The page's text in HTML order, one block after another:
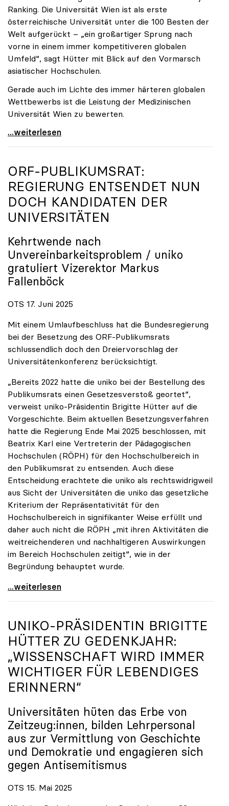
Ranking. Die Universität Wien ist als erste
österreichische Universität unter die 100 Besten der
Welt aufgerückt – „ein großartiger Sprung nach
vorne in einem immer kompetitiveren globalen
Umfeld“, sagt Hütter mit Blick auf den Vormarsch
asiatischer Hochschulen.
Gerade auch im Lichte des immer härteren globalen
Wettbewerbs ist die Leistung der Medizinischen
Universität Wien zu bewerten.
„Top-Rankingplätze heimischer Universitäten geben
...weiterlesen
ORF-PUBLIKUMSRAT:
REGIERUNG ENTSENDET NUN
DOCH KANDIDATEN DER
UNIVERSITÄTEN
Kehrtwende nach
Unvereinbarkeitsproblem / uniko
gratuliert Vizerektor Markus
Fallenböck
OTS 17. Juni 2025
Mit einem Umlaufbeschluss hat die Bundesregierung
bei der Besetzung des ORF-Publikumsrats
schlussendlich doch den Dreiervorschlag der
Universitätenkonferenz berücksichtigt.
„Bereits 2022 hatte die uniko bei der Bestellung des
Publikumsrats einen Gesetzesverstoß geortet“,
verweist uniko-Präsidentin Brigitte Hütter auf die
Vorgeschichte. Beim aktuellen Besetzungsverfahren
hatte die Regierung Ende Mai 2025 beschlossen, mit
Beatrix Karl eine Vertreterin der Pädagogischen
Hochschulen (RÖPH) für den Hochschulbereich in
den Publikumsrat zu entsenden. Auch diese
Entscheidung erachtete die uniko als rechtswidrigweil
aus Sicht der Universitäten die uniko das gesetzliche
Kriterium der Repräsentativität für den
Hochschulbereich in signifikanter Weise erfüllt und
daher auch nicht die RÖPH „mit ihren Aktivitäten die
weitreichenderen und nachhaltigeren Auswirkungen
im Bereich Hochschulen zeitigt“, wie in der
Begründung behauptet wurde.
ORF-Publikumsrat: Regierung entsendet nun doch
...weiterlesen
UNIKO-PRÄSIDENTIN BRIGITTE
HÜTTER ZU GEDENKJAHR:
„WISSENSCHAFT WIRD IMMER
WICHTIGER FÜR LEBENDIGES
ERINNERN“
Universitäten hüten das Erbe von
Zeitzeug:innen, bilden Lehrpersonal
aus zur Vermittlung von Geschichte
und Demokratie und engagieren sich
gegen Antisemitismus
OTS 15. Mai 2025